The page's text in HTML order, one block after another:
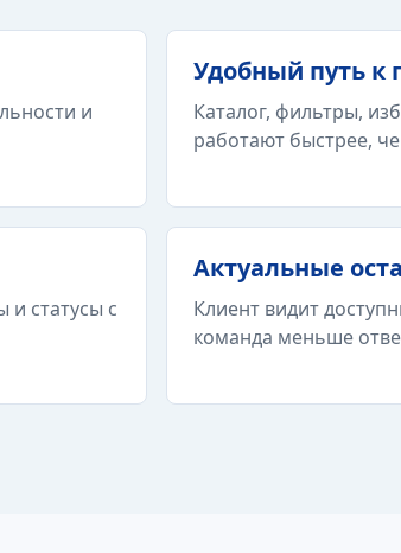
и
Удобный путь к
Каталог, фильтры,
работают быстрее,
и статусы с
Актуальные
Клиент видит
команда меньше